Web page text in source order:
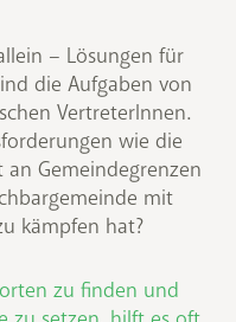
– Lösungen für
die Aufgaben von
VertreterInnen.
wie die
Gemeindegrenzen
mit
kämpfen hat?
zu finden und